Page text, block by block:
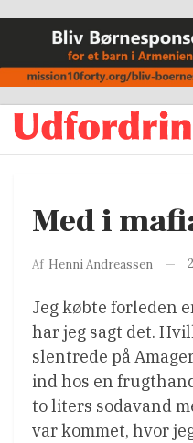
Med i
Af Henni Andreassen
Jeg købte forleden
har jeg sagt det.
slentrede på
ind hos en
to liters sodavand
var kommet, hvor